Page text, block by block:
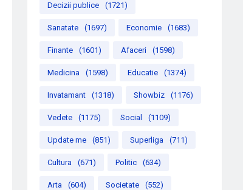
Decizii publice (1721)
Sanatate (1697) Economie (1683)
Finante (1601) Afaceri (1598)
Medicina (1598) Educatie (1374)
Invatamant (1318) Showbiz (1176)
Vedete (1175) Social (1109)
Update me (851) Superliga (711)
Cultura (671) Politic (634)
Arta (604) Societate (552)